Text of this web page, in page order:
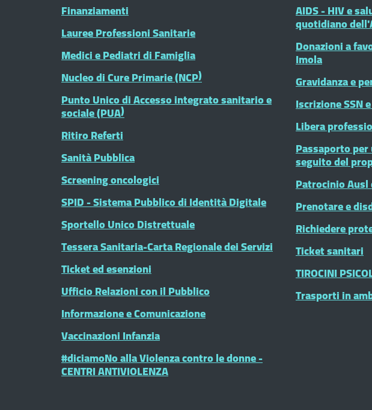
Finanziamenti
Lauree Professioni Sanitarie
Medici e Pediatri di Famiglia
Nucleo di Cure Primarie (NCP)
Punto Unico di Accesso integrato sanitario e
sociale (PUA)
Ritiro Referti
Sanità Pubblica
Screening oncologici
SPID - Sistema Pubblico di Identità Digitale
Sportello Unico Distrettuale
Tessera Sanitaria-Carta Regionale dei Servizi
Ticket ed esenzioni
Ufficio Relazioni con il Pubblico
Informazione e Comunicazione
Vaccinazioni Infanzia
#diciamoNo alla Violenza contro le donne -
CENTRI ANTIVIOLENZA
AIDS - HIV e
quotidiano
Donazioni a
Imola
Gravidanza e
Iscrizione SSN
Libera
Passaporto
seguito del
Patrocinio
Prenotare e
Richiedere
Ticket sanitari
TIROCINI
Trasporti in